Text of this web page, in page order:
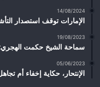
14/08/2024
الإمارات توقف استصدار
19/08/2023
سماحة الشيخ حكمت
05/06/2023
الإنتحار، حكاية إخفاء أم